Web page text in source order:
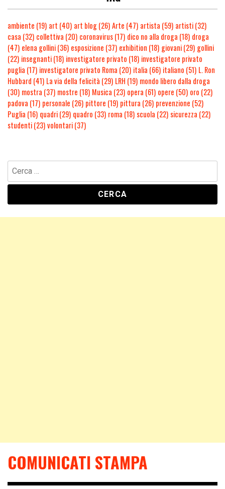
ambiente (19) art (40) art blog(26)Arte (47) artista (59) artisti(32)
casa (32) collettiva (20) coronavirus(17) dico no alla droga (18) droga
(47) elena gollini(36) esposizione (37) exhibition (18) giovani(29) gollini
(22) insegnanti(18) investigatore privato (18) investigatore privato
puglia (17) investigatore privato Roma (20) italia (66) italiano (51) L. Ron
Hubbard (41) La via della felicità (29) LRH (19) mondo libero dalla droga
(30) mostra (37) mostre (18) Musica (23) opera (61) opere (50) oro (22)
padova (17) personale (26) pittore (19) pittura (26) prevenzione (52)
Puglia (16) quadri(29) quadro (33) roma (18) scuola (22) sicurezza (22)
studenti(23)volontari(37)
COMUNICATI STAMPA